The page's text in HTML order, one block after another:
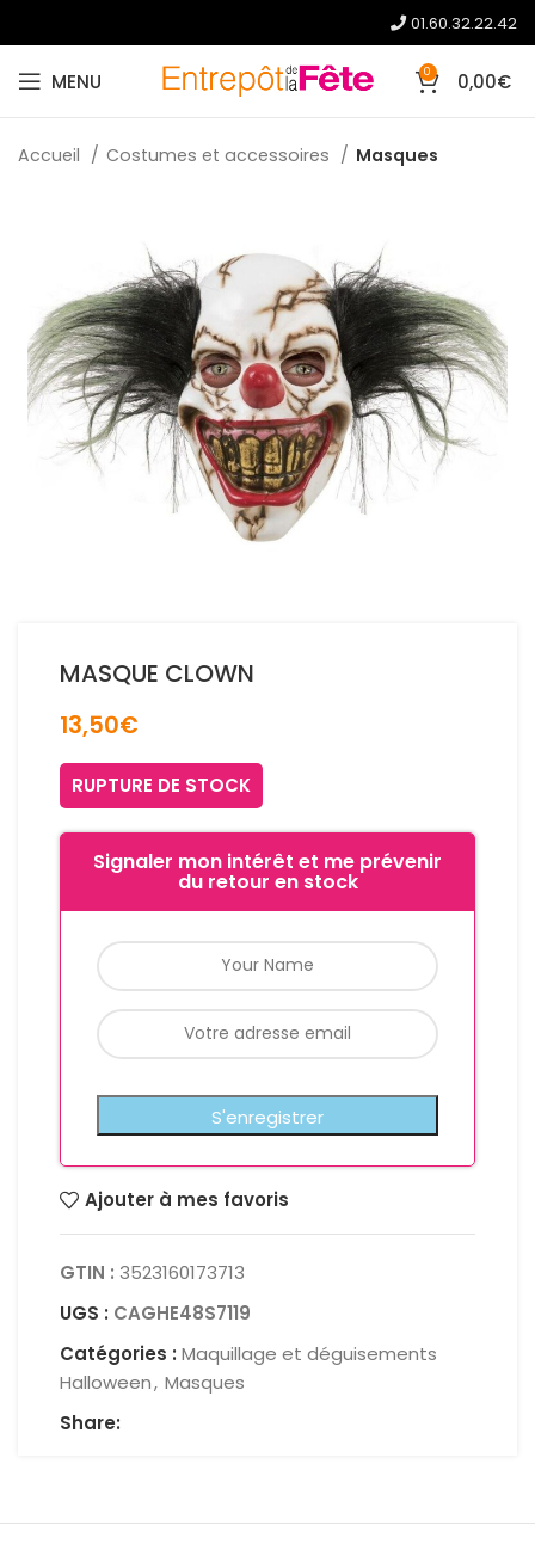
01.60.32.22.42
MENU 0 0,00€
Accueil Costumes et accessoires Masques
MASQUE CLOWN
13,50€
RUPTURE DE STOCK
Signaler mon intérêt et me prévenir
du retour en stock
Ajouter à mes favoris
GTIN : 3523160173713
UGS : CAGHE48S7119
Catégories : Maquillage et déguisements
Halloween, Masques
Share: